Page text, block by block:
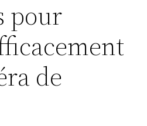
pour
de